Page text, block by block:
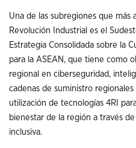
Una de las subregiones que más
Revolución Industrial es el
Estrategia Consolidada sobre la
para la ASEAN, que tiene como
regional en ciberseguridad,
cadenas de suministro
utilización de tecnologías 4RI
bienestar de la región a través
inclusiva.